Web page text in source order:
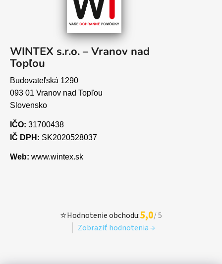
WINTEX s.r.o. – Vranov nad
Topľou
Budovateľská 1290
093 01 Vranov nad Topľou
Slovensko
IČO: 31700438
IČ DPH: SK2020528037
Web: www.wintex.sk
⭐Hodnotenie obchodu:5,0/ 5
Zobraziť hodnotenia →